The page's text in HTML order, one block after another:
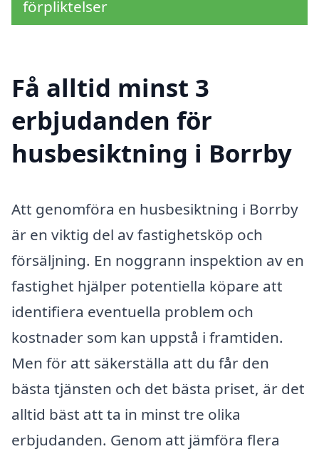
förpliktelser
Få alltid minst 3
erbjudanden för
husbesiktning i Borrby
Att genomföra en husbesiktning i Borrby
är en viktig del av fastighetsköp och
försäljning. En noggrann inspektion av en
fastighet hjälper potentiella köpare att
identifiera eventuella problem och
kostnader som kan uppstå i framtiden.
Men för att säkerställa att du får den
bästa tjänsten och det bästa priset, är det
alltid bäst att ta in minst tre olika
erbjudanden. Genom att jämföra flera